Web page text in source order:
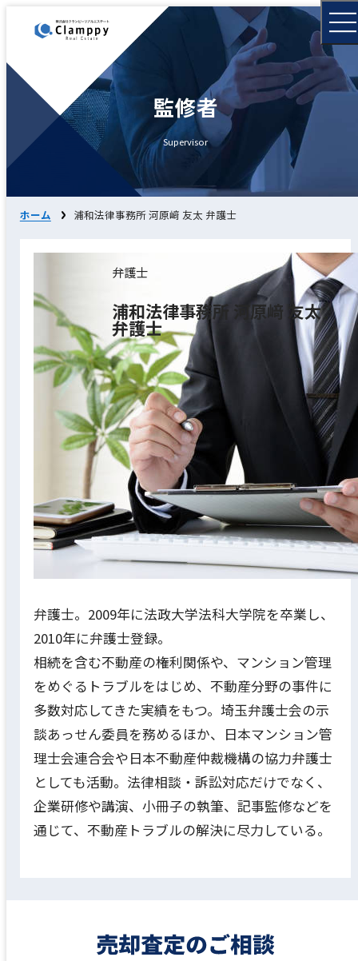
監修者
Supervisor
ホーム 浦和法律事務所 河原﨑 友太 弁護士
弁護士
浦和法律事務所 河原﨑 友太
弁護士
弁護士。2009年に法政大学法科大学院を卒業し、
2010年に弁護士登録。
相続を含む不動産の権利関係や、マンション管理
をめぐるトラブルをはじめ、不動産分野の事件に
多数対応してきた実績をもつ。埼玉弁護士会の示
談あっせん委員を務めるほか、日本マンション管
理士会連合会や日本不動産仲裁機構の協力弁護士
としても活動。法律相談・訴訟対応だけでなく、
企業研修や講演、小冊子の執筆、記事監修などを
通じて、不動産トラブルの解決に尽力している。